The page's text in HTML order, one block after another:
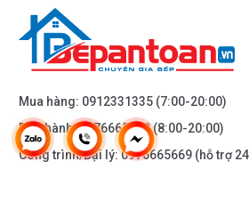
Mua hàng: 0912331335 (7:00-20:00)
Bảo hành:0976665669(8:00-20:00)
Công trình/Đại lý:0976665669 (hỗ trợ